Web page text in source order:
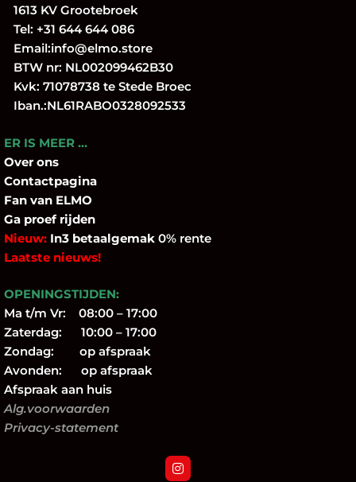
1613 KV Grootebroek
Tel: +31 644 644 086
Email:info@elmo.store
BTW nr: NL002099462B30
Kvk: 71078738 te Stede Broec
Iban.:NL61RABO0328092533
ER IS MEER …
Over ons
Contactpagina
Fan van ELMO
Ga proef rijden
Nieuw: In3 betaalgemak 0% rente
Laatste nieuws!
OPENINGSTIJDEN:
Ma t/m Vr: 08:00 – 17:00
Zaterdag: 10:00 – 17:00
Zondag: op afspraak
Avonden: op afspraak
Afspraak aan huis
Alg.voorwaarden
Privacy-statement